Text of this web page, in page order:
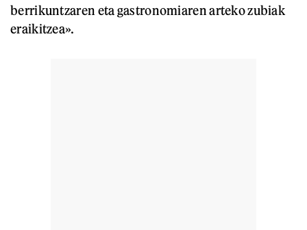
berrikuntzaren eta gastronomiaren arteko zubiak
eraikitzea».